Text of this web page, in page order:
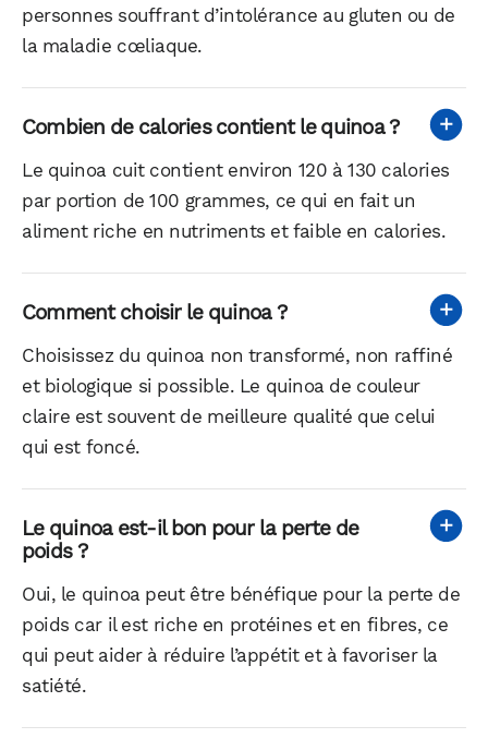
personnes souffrant d’intolérance au gluten ou de
la maladie cœliaque.
Combien de calories contient le quinoa ?
Le quinoa cuit contient environ 120 à 130 calories
par portion de 100 grammes, ce qui en fait un
aliment riche en nutriments et faible en calories.
Comment choisir le quinoa ?
Choisissez du quinoa non transformé, non raffiné
et biologique si possible. Le quinoa de couleur
claire est souvent de meilleure qualité que celui
qui est foncé.
Le quinoa est-il bon pour la perte de
poids ?
Oui, le quinoa peut être bénéfique pour la perte de
poids car il est riche en protéines et en fibres, ce
qui peut aider à réduire l’appétit et à favoriser la
satiété.